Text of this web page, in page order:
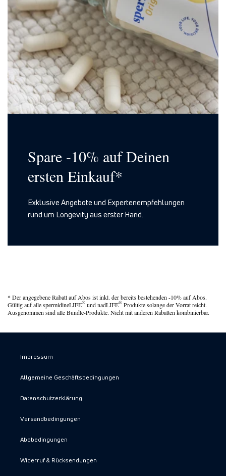
Spare -10% auf Deinen
ersten Einkauf*
Exklusive Angebote und Expertenempfehlungen
rund um Longevity aus erster Hand.
* Der angegebene Rabatt auf Abos ist inkl. der bereits bestehenden -10% auf Abos.
Gültig auf alle spermidineLIFE® und nadLIFE® Produkte solange der Vorrat reicht.
Ausgenommen sind alle Bundle-Produkte. Nicht mit anderen Rabatten kombinierbar.
Impressum
Allgemeine Geschäftsbedingungen
Datenschutzerklärung
Versandbedingungen
Abobedingungen
Widerruf & Rücksendungen